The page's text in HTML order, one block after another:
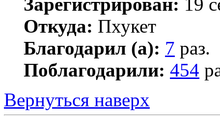
Откуда: Пхукет
Благодарил (а): 7 раз.
Поблагодарили: 454
Вернуться наверх